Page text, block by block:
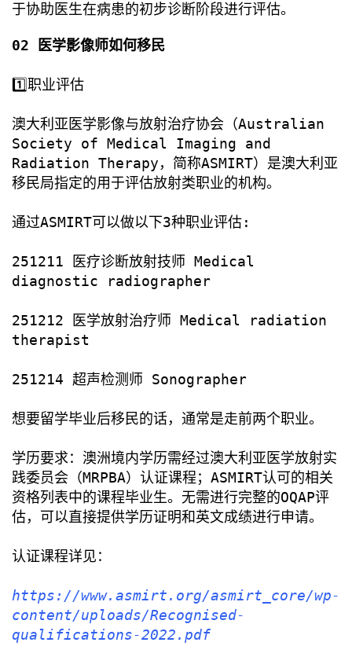
于协助医生在病患的初步诊断阶段进行评估。
02 医学影像师如何移民
1️⃣职业评估
澳大利亚医学影像与放射治疗协会（Australian
Society of Medical Imaging and
Radiation Therapy，简称ASMIRT）是澳大利亚
移民局指定的用于评估放射类职业的机构。
通过ASMIRT可以做以下3种职业评估:
251211 医疗诊断放射技师 Medical
diagnostic radiographer
251212 医学放射治疗师 Medical radiation
therapist
251214 超声检测师 Sonographer
想要留学毕业后移民的话，通常是走前两个职业。
学历要求：澳洲境内学历需经过澳大利亚医学放射实
践委员会（MRPBA）认证课程；ASMIRT认可的相关
资格列表中的课程毕业生。无需进行完整的OQAP评
估，可以直接提供学历证明和英文成绩进行申请。
认证课程详见：
https://www.asmirt.org/asmirt_core/wp-
content/uploads/Recognised-
qualifications-2022.pdf